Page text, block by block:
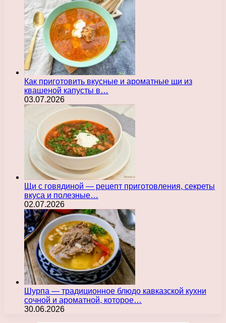
Как приготовить вкусные и ароматные щи из
квашеной капусты в…
03.07.2026
Щи с говядиной — рецепт приготовления, секреты
вкуса и полезные…
02.07.2026
Шурпа — традиционное блюдо кавказской кухни
сочной и ароматной, которое…
30.06.2026